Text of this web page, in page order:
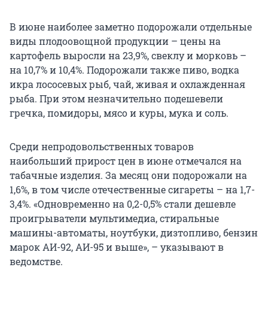
В июне наиболее заметно подорожали отдельные
виды плодоовощной продукции – цены на
картофель выросли на 23,9%, свеклу и морковь –
на 10,7% и 10,4%. Подорожали также пиво, водка
икра лососевых рыб, чай, живая и охлажденная
рыба. При этом незначительно подешевели
гречка, помидоры, мясо и куры, мука и соль.
Среди непродовольственных товаров
наибольший прирост цен в июне отмечался на
табачные изделия. За месяц они подорожали на
1,6%, в том числе отечественные сигареты – на 1,7-
3,4%. «Одновременно на 0,2-0,5% стали дешевле
проигрыватели мультимедиа, стиральные
машины-автоматы, ноутбуки, дизтопливо, бензин
марок АИ-92, АИ-95 и выше», – указывают в
ведомстве.